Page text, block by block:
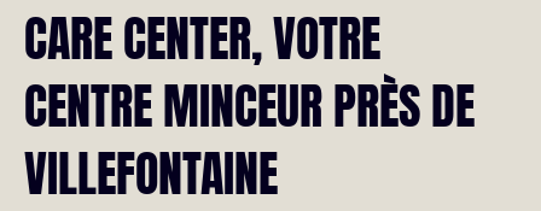
CARE CENTER, VOTRE
CENTRE MINCEUR PRÈS DE
VILLEFONTAINE